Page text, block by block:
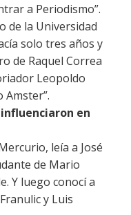
a Periodismo”.
de la Universidad
solo tres años y
de Raquel Correa
Leopoldo
Amster”.
en
leía a José
de Mario
Y luego conocí a
y Luis